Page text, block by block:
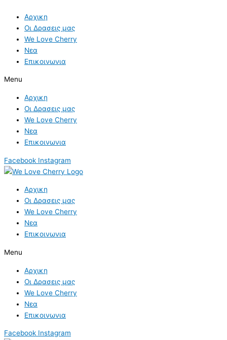
content
Αρχικη
Οι Δρασεις μας
We Love Cherry
Νεα
Επικοινωνια
Menu
Αρχικη
Οι Δρασεις μας
We Love Cherry
Νεα
Επικοινωνια
Facebook Instagram
Αρχικη
Οι Δρασεις μας
We Love Cherry
Νεα
Επικοινωνια
Menu
Αρχικη
Οι Δρασεις μας
We Love Cherry
Νεα
Επικοινωνια
Facebook Instagram